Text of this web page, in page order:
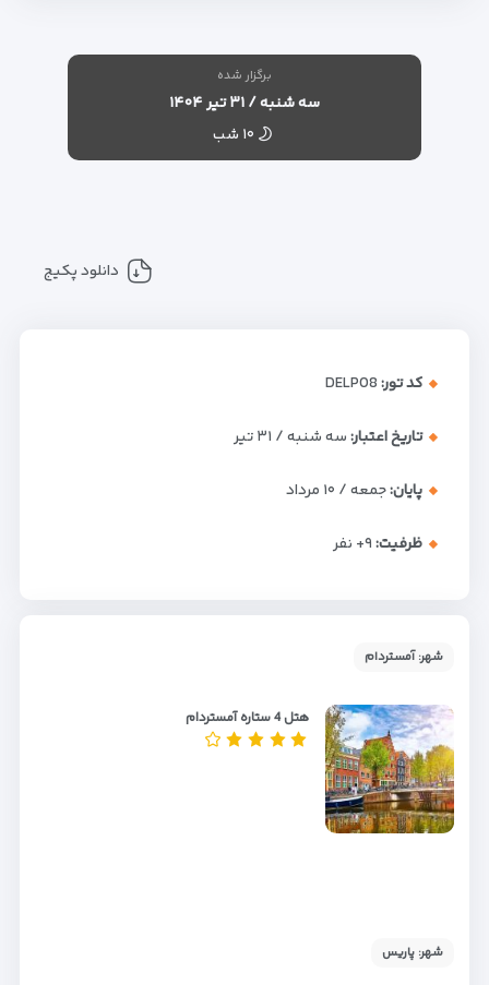
برگزار شده
سه شنبه / ۳۱ تیر ۱۴۰۴
۱۰ شب
دانلود پکیج
کد تور:DELP08
تاریخ اعتبار:سه شنبه / ۳۱ تیر
پایان:جمعه / ۱۰ مرداد
ظرفیت:+۹ نفر
شهر: آمستردام
هتل 4 ستاره آمستردام
شهر: پاریس